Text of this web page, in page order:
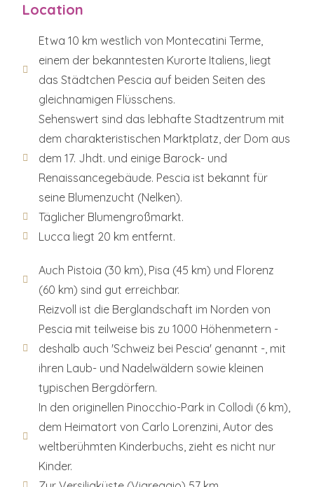
Location
Etwa 10 km westlich von Montecatini Terme,
einem der bekanntesten Kurorte Italiens, liegt
das Städtchen Pescia auf beiden Seiten des
gleichnamigen Flüsschens.
Sehenswert sind das lebhafte Stadtzentrum mit
dem charakteristischen Marktplatz, der Dom aus
dem 17. Jhdt. und einige Barock- und
Renaissancegebäude. Pescia ist bekannt für
seine Blumenzucht (Nelken).
Täglicher Blumengroßmarkt.
Lucca liegt 20 km entfernt.
Auch Pistoia (30 km), Pisa (45 km) und Florenz
(60 km) sind gut erreichbar.
Reizvoll ist die Berglandschaft im Norden von
Pescia mit teilweise bis zu 1000 Höhenmetern -
deshalb auch 'Schweiz bei Pescia' genannt -, mit
ihren Laub- und Nadelwäldern sowie kleinen
typischen Bergdörfern.
In den originellen Pinocchio-Park in Collodi (6 km),
dem Heimatort von Carlo Lorenzini, Autor des
weltberühmten Kinderbuchs, zieht es nicht nur
Kinder.